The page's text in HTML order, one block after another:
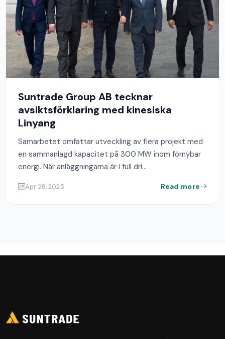
Suntrade Group AB tecknar
avsiktsförklaring med kinesiska
Linyang
Samarbetet omfattar utveckling av flera projekt med
en sammanlagd kapacitet på 300 MW inom förnybar
energi. När anläggningarna är i full dri...
Apr 28, 2025 Read more